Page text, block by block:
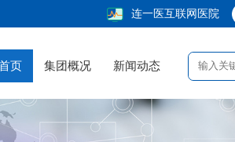
连一医互联网医院
页 集团概况 新闻动态